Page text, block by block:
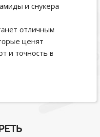
и снукера
отличным
ценят
и точность в